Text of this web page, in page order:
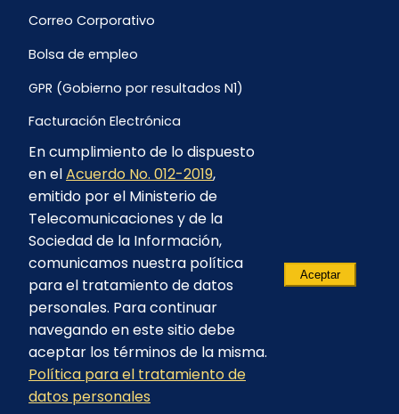
Correo Corporativo
Bolsa de empleo
GPR (Gobierno por resultados N1)
Facturación Electrónica
Archivo Histórico de Facturación
Portal Ambiental y Social
Proyecto Geotérmico Chachimbiro
Contratación consultoría mediante “Lista Corta”
Reglamento de Procesos Asociativos
© 2023 - CELEC EP - Todos los derechos
reservados
En cumplimiento de lo dispuesto
en elAcuerdo No. 012-2019,
emitido por el Ministerio de
Telecomunicaciones y de la
Sociedad de la Información,
comunicamos nuestra política
para el tratamiento de datos
personales. Para continuar
navegando en este sitio debe
aceptar los términos de la misma.
Política para el tratamiento de
datos personales
Aceptar